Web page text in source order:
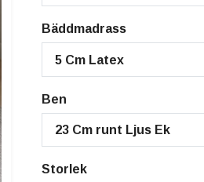
Bäddmadrass
5 Cm Latex
Ben
23 Cm runt Ljus Ek
Storlek